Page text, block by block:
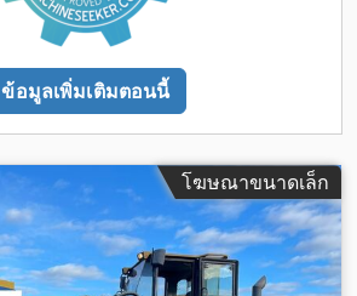
ข้อมูลเพิ่มเติมตอนนี้
โฆษณาขนาดเล็ก